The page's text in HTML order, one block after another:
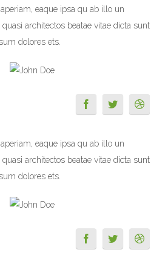
eaque ipsa qu ab illo un
architectos beatae vitae dicta sunt
dolores ets.
eaque ipsa qu ab illo un
architectos beatae vitae dicta sunt
dolores ets.